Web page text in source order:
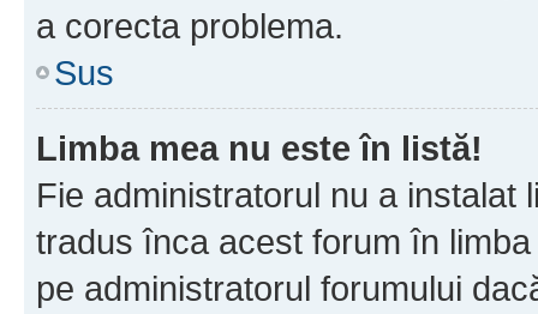
a corecta problema.
Sus
Limba mea nu este în listă!
Fie administratorul nu a instalat
tradus înca acest forum în
pe administratorul forumului